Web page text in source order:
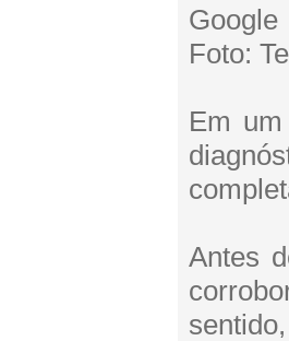
Google
Foto:
Em
Antes